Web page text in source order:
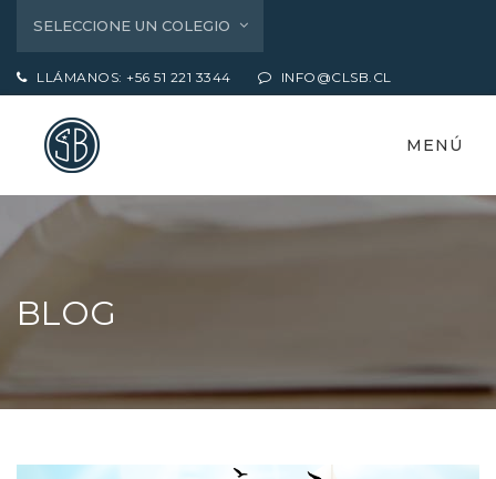
SELECCIONE UN COLEGIO
LLÁMANOS: +56 51 221 3344 INFO@CLSB.CL
MENÚ
BLOG